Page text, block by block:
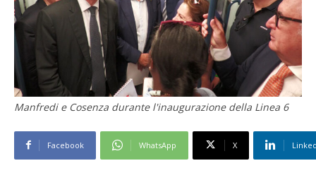
Manfredi e Cosenza durante l'inaugurazione della Linea 6
Facebook WhatsApp X